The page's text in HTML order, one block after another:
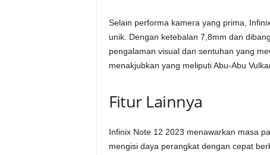
Selain performa kamera yang prima,
unik. Dengan ketebalan 7,8mm dan
pengalaman visual dan sentuhan yang
menakjubkan yang meliputi Abu-Abu
Fitur Lainnya
Infinix Note 12 2023 menawarkan masa
mengisi daya perangkat dengan cepat